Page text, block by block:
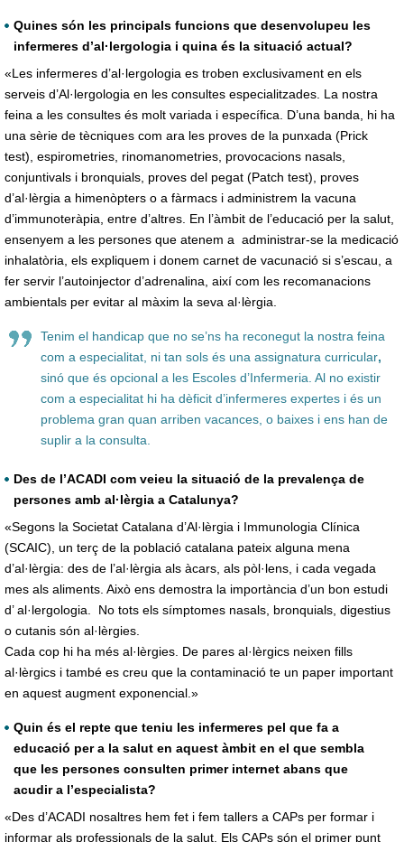
Quines són les principals funcions que desenvolupeu les
infermeres d’al·lergologia i quina és la situació actual?
«Les infermeres d’al·lergologia es troben exclusivament en els
serveis d’Al·lergologia en les consultes especialitzades. La nostra
feina a les consultes és molt variada i específica. D’una banda, hi ha
una sèrie de tècniques com ara les proves de la punxada (Prick
test), espirometries, rinomanometries, provocacions nasals,
conjuntivals i bronquials, proves del pegat (Patch test), proves
d’al·lèrgia a himenòpters o a fàrmacs i administrem la vacuna
d’immunoteràpia, entre d’altres. En l’àmbit de l’educació per la salut,
ensenyem a les persones que atenem a administrar-se la medicació
inhalatòria, els expliquem i donem carnet de vacunació si s’escau, a
fer servir l’autoinjector d’adrenalina, així com les recomanacions
ambientals per evitar al màxim la seva al·lèrgia.
Tenim el handicap que no se’ns ha reconegut la nostra feina
com a especialitat, ni tan sols és una assignatura curricular,
sinó que és opcional a les Escoles d’Infermeria. Al no existir
com a especialitat hi ha dèficit d’infermeres expertes i és un
problema gran quan arriben vacances, o baixes i ens han de
suplir a la consulta.
Des de l’ACADI com veieu la situació de la prevalença de
persones amb al·lèrgia a Catalunya?
«Segons la Societat Catalana d’Al·lèrgia i Immunologia Clínica
(SCAIC), un terç de la població catalana pateix alguna mena
d’al·lèrgia: des de l’al·lèrgia als àcars, als pòl·lens, i cada vegada
mes als aliments. Això ens demostra la importància d’un bon estudi
d’ al·lergologia. No tots els símptomes nasals, bronquials, digestius
o cutanis són al·lèrgies.
Cada cop hi ha més al·lèrgies. De pares al·lèrgics neixen fills
al·lèrgics i també es creu que la contaminació te un paper important
en aquest augment exponencial.»
Quin és el repte que teniu les infermeres pel que fa a
educació per a la salut en aquest àmbit en el que sembla
que les persones consulten primer internet abans que
acudir a l’especialista?
«Des d’ACADI nosaltres hem fet i fem tallers a CAPs per formar i
informar als professionals de la salut. Els CAPs són el primer punt